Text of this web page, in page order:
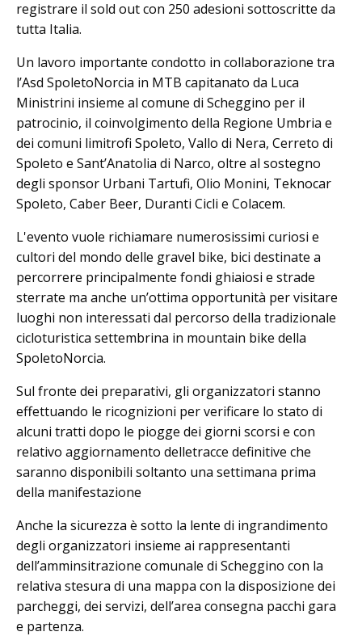
registrare il sold out con 250 adesioni sottoscritte da
tutta Italia.
Un lavoro importante condotto in collaborazione tra
l’Asd SpoletoNorcia in MTB capitanato da Luca
Ministrini insieme al comune di Scheggino per il
patrocinio, il coinvolgimento della Regione Umbria e
dei comuni limitrofi Spoleto, Vallo di Nera, Cerreto di
Spoleto e Sant’Anatolia di Narco, oltre al sostegno
degli sponsor Urbani Tartufi, Olio Monini, Teknocar
Spoleto, Caber Beer, Duranti Cicli e Colacem.
L'evento vuole richiamare numerosissimi curiosi e
cultori del mondo delle gravel bike, bici destinate a
percorrere principalmente fondi ghiaiosi e strade
sterrate ma anche un’ottima opportunità per visitare
luoghi non interessati dal percorso della tradizionale
cicloturistica settembrina in mountain bike della
SpoletoNorcia.
Sul fronte dei preparativi, gli organizzatori stanno
effettuando le ricognizioni per verificare lo stato di
alcuni tratti dopo le piogge dei giorni scorsi e con
relativo aggiornamento delletracce definitive che
saranno disponibili soltanto una settimana prima
della manifestazione
Anche la sicurezza è sotto la lente di ingrandimento
degli organizzatori insieme ai rappresentanti
dell’amminsitrazione comunale di Scheggino con la
relativa stesura di una mappa con la disposizione dei
parcheggi, dei servizi, dell’area consegna pacchi gara
e partenza.